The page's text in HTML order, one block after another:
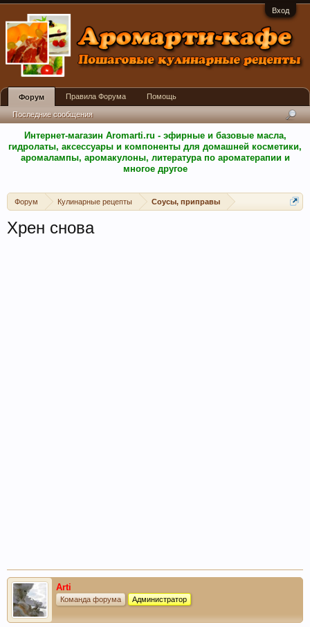
Вход
Интернет-магазин Aromarti.ru - эфирные и базовые масла,
гидролаты, аксессуары и компоненты для домашней косметики,
аромалампы, аромакулоны, литература по ароматерапии и
многое другое
Форум Кулинарные рецепты Соусы, приправы
Хрен снова
Arti
Команда форума Администратор
Форум
Последние сообщения
Правила Форума Помощь